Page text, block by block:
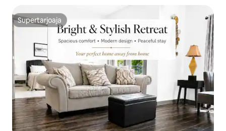
Supertarjoaja
Supertarjoaja